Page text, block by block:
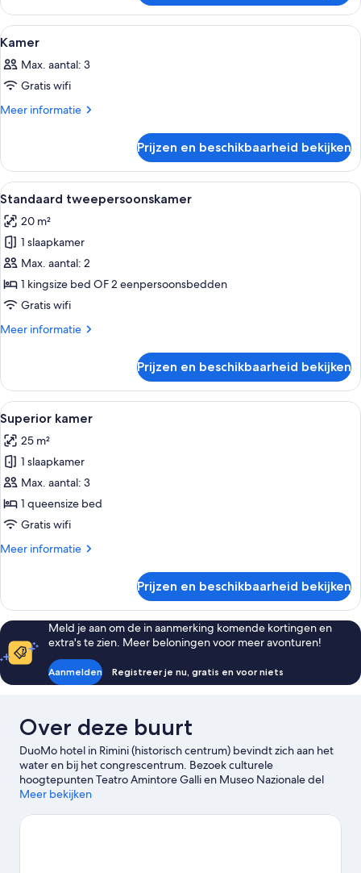
vierpersoonskamer
Alle
foto's
voor
Kamer
laden
Een moderne hotelkamer met een
16
Kamer
Max. aantal: 3
Gratis wifi
Meer informatie
Meer
Prijzen en beschikbaarheid bekijken
Alle
foto's
voor
Standaard
tweepersoonskamer
laden
Een hotelkamer met twee bedden,
2
Standaard tweepersoonskamer
20 m²
1 slaapkamer
Max. aantal: 2
1 kingsize bed OF 2 eenpersoonsbedden
Gratis wifi
Meer informatie
Meer
tweepersoonskamer
Prijzen en beschikbaarheid bekijken
Alle
foto's
voor
Superior
kamer
laden
Een moderne hotelkamer met een
6
Superior kamer
25 m²
1 slaapkamer
Max. aantal: 3
1 queensize bed
Gratis wifi
Meer informatie
Meer
kamer
Prijzen en beschikbaarheid bekijken
Meld je aan om de in aanmerking komende kortingen en
extra's te zien. Meer beloningen voor meer avonturen!
Aanmelden Registreer je nu, gratis en voor niets
Over deze buurt
DuoMo hotel in Rimini (historisch centrum) bevindt zich aan het
water en bij het congrescentrum. Bezoek culturele
hoogtepunten Teatro Amintore Galli en Museo Nazionale del
Motociclo. Daarnaast kun je ook een bezoekje brengen aan
Reuzenrad van Rimini. Wil je graag een evenement of wedstrijd
Meer bekijken